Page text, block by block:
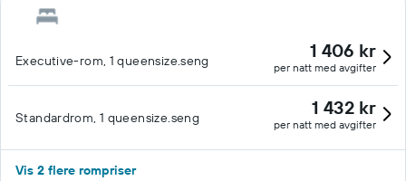
Executive-rom, 1 queensize.seng 1 406 kr
per natt med avgifter
Standardrom, 1 queensize.seng 1 432 kr
per natt med avgifter
Vis 2 flere rompriser